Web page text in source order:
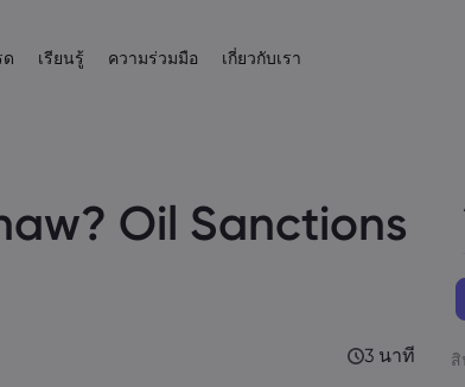
ณฑ์ ดัชนี
ด
เครื่องคำนวณหลักประกันของ Forex
เครื่องคำนวณกำไรจากสินค้าโภคภัณฑ์
รายการสินทรัพย์
เงื่อนไขการเทรด
โรลโอเวอร์วันหมด
เรียนรู้
ศูนย์การศึกษา
ข้อมูลเบื้องต้นเกี่ยวกับการเทรด
ความร่วมมือ เกี่ยวกับเรา
ศูนย์ช่วยเหลือ
ติดต่อฝ่ายสนับสนุน
การเปิดเผยข้อมูลคุกกี้
Español
Spanish (Spain)
Français
French
Oil Sanctions
3 นาที